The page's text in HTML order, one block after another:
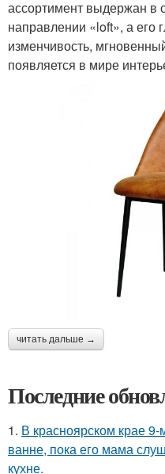
ассортимент выдержан в
направлении «loft», а его
изменчивость,
появляется в мире
читать дальше →
Последние
1. В красноярском крае
ванне, пока его мама
кухне.